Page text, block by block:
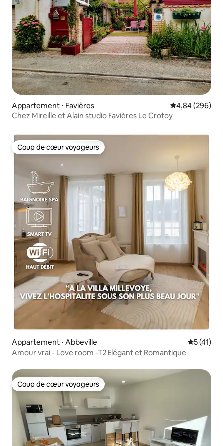
Appartement ⋅ Favières Évaluation
4,84 (296)
Chez Mireille et Alain studio Favières Le Crotoy
Coup de cœur voyageurs
Coup de cœur voyageurs
Appartement ⋅ Abbeville
5 (41)
Amour vrai - Love room -T2 Elégant et Romantique
Coup de cœur voyageurs
Coup de cœur voyageurs